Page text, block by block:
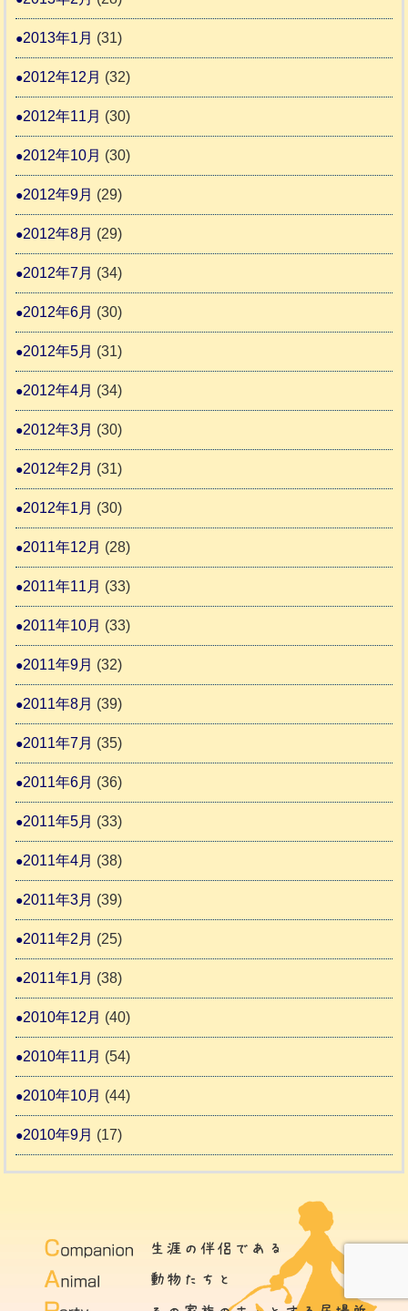
2013年1月 (31)
2012年12月 (32)
2012年11月 (30)
2012年10月 (30)
2012年9月 (29)
2012年8月 (29)
2012年7月 (34)
2012年6月 (30)
2012年5月 (31)
2012年4月 (34)
2012年3月 (30)
2012年2月 (31)
2012年1月 (30)
2011年12月 (28)
2011年11月 (33)
2011年10月 (33)
2011年9月 (32)
2011年8月 (39)
2011年7月 (35)
2011年6月 (36)
2011年5月 (33)
2011年4月 (38)
2011年3月 (39)
2011年2月 (25)
2011年1月 (38)
2010年12月 (40)
2010年11月 (54)
2010年10月 (44)
2010年9月 (17)